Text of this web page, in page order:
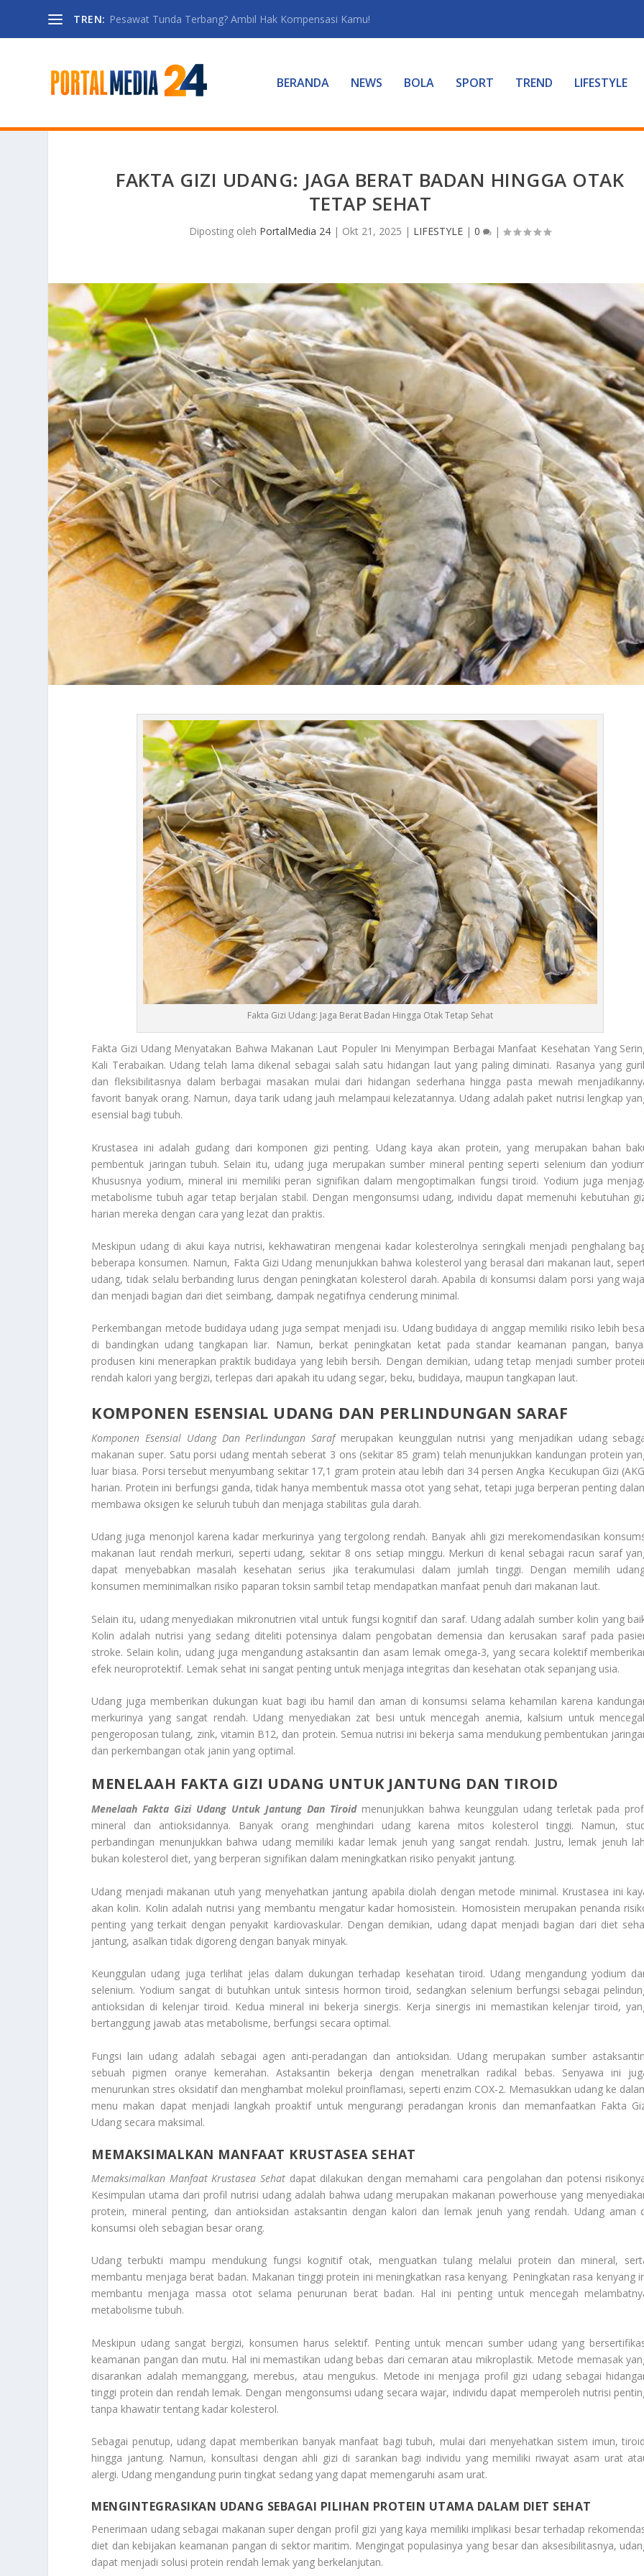
TREN: Pesawat Tunda Terbang? Ambil Hak Kompensasi Kamu!
BERANDA NEWS BOLA SPORT TREND LIFESTYLE
FAKTA GIZI UDANG: JAGA BERAT BADAN HINGGA OTAK
TETAP SEHAT
Diposting oleh PortalMedia 24 | Okt 21, 2025 | LIFESTYLE |0 |
Fakta Gizi Udang: Jaga Berat Badan Hingga Otak Tetap Sehat
Fakta Gizi UdangMenyatakan Bahwa Makanan Laut Populer Ini Menyimpan Berbagai Manfaat Kesehatan Yang
Kali Terabaikan. Udang telah lama dikenal sebagai salah satu hidangan laut yang paling diminati. Rasanya yang
dan fleksibilitasnya dalam berbagai masakan mulai dari hidangan sederhana hingga pasta mewah
favorit banyak orang. Namun, daya tarik udang jauh melampaui kelezatannya. Udang adalah paket nutrisi lengkap
esensial bagi tubuh.
Krustasea ini adalah gudang dari komponen gizi penting. Udang kaya akan protein, yang merupakan bahan
pembentuk jaringan tubuh. Selain itu, udang juga merupakan sumber mineral penting seperti selenium dan
Khususnya yodium, mineral ini memiliki peran signifikan dalam mengoptimalkan fungsi tiroid. Yodium juga
metabolisme tubuh agar tetap berjalan stabil. Dengan mengonsumsi udang, individu dapat memenuhi kebutuhan
harian mereka dengan cara yang lezat dan praktis.
Meskipun udang di akui kaya nutrisi, kekhawatiran mengenai kadar kolesterolnya seringkali menjadi penghalang
beberapa konsumen. Namun, Fakta Gizi Udang menunjukkan bahwa kolesterol yang berasal dari makanan laut,
udang, tidak selalu berbanding lurus dengan peningkatan kolesterol darah. Apabila di konsumsi dalam porsi yang
dan menjadi bagian dari diet seimbang, dampak negatifnya cenderung minimal.
Perkembangan metode budidaya udang juga sempat menjadi isu. Udang budidaya di anggap memiliki risiko lebih
di bandingkan udang tangkapan liar. Namun, berkat peningkatan ketat pada standar keamanan pangan,
produsen kini menerapkan praktik budidaya yang lebih bersih. Dengan demikian, udang tetap menjadi sumber
rendah kalori yang bergizi, terlepas dari apakah itu udang segar, beku, budidaya, maupun tangkapan laut.
KOMPONEN ESENSIAL UDANG DAN PERLINDUNGAN SARAF
Komponen Esensial Udang Dan Perlindungan Sarafmerupakan keunggulan nutrisi yang menjadikan udang
makanan super. Satu porsi udang mentah seberat 3 ons (sekitar 85 gram) telah menunjukkan kandungan protein
luar biasa. Porsi tersebut menyumbang sekitar 17,1 gram protein atau lebih dari 34 persen Angka Kecukupan Gizi
harian. Protein ini berfungsi ganda, tidak hanya membentuk massa otot yang sehat, tetapi juga berperan penting
membawa oksigen ke seluruh tubuh dan menjaga stabilitas gula darah.
Udang juga menonjol karena kadar merkurinya yang tergolong rendah. Banyak ahli gizi merekomendasikan
makanan laut rendah merkuri, seperti udang, sekitar 8 ons setiap minggu. Merkuri di kenal sebagai racun saraf
dapat menyebabkan masalah kesehatan serius jika terakumulasi dalam jumlah tinggi. Dengan memilih
konsumen meminimalkan risiko paparan toksin sambil tetap mendapatkan manfaat penuh dari makanan laut.
Selain itu, udang menyediakan mikronutrien vital untuk fungsi kognitif dan saraf. Udang adalah sumber kolin yang
Kolin adalah nutrisi yang sedang diteliti potensinya dalam pengobatan demensia dan kerusakan saraf pada
stroke. Selain kolin, udang juga mengandung astaksantin dan asam lemak omega-3, yang secara kolektif
efek neuroprotektif. Lemak sehat ini sangat penting untuk menjaga integritas dan kesehatan otak sepanjang usia.
Udang juga memberikan dukungan kuat bagi ibu hamil dan aman di konsumsi selama kehamilan karena
merkurinya yang sangat rendah. Udang menyediakan zat besi untuk mencegah anemia, kalsium untuk
pengeroposan tulang, zink, vitamin B12, dan protein. Semua nutrisi ini bekerja sama mendukung pembentukan
dan perkembangan otak janin yang optimal.
MENELAAH FAKTA GIZI UDANG UNTUK JANTUNG DAN TIROID
Menelaah Fakta Gizi Udang Untuk Jantung Dan Tiroid menunjukkan bahwa keunggulan udang terletak pada
mineral dan antioksidannya. Banyak orang menghindari udang karena mitos kolesterol tinggi. Namun,
perbandingan menunjukkan bahwa udang memiliki kadar lemak jenuh yang sangat rendah. Justru, lemak jenuh
bukan kolesterol diet, yang berperan signifikan dalam meningkatkan risiko penyakit jantung.
Udang menjadi makanan utuh yang menyehatkan jantung apabila diolah dengan metode minimal. Krustasea ini
akan kolin. Kolin adalah nutrisi yang membantu mengatur kadar homosistein. Homosistein merupakan penanda
penting yang terkait dengan penyakit kardiovaskular. Dengan demikian, udang dapat menjadi bagian dari diet
jantung, asalkan tidak digoreng dengan banyak minyak.
Keunggulan udang juga terlihat jelas dalam dukungan terhadap kesehatan tiroid. Udang mengandung yodium
selenium. Yodium sangat di butuhkan untuk sintesis hormon tiroid, sedangkan selenium berfungsi sebagai
antioksidan di kelenjar tiroid. Kedua mineral ini bekerja sinergis. Kerja sinergis ini memastikan kelenjar tiroid,
bertanggung jawab atas metabolisme, berfungsi secara optimal.
Fungsi lain udang adalah sebagai agen anti-peradangan dan antioksidan. Udang merupakan sumber
sebuah pigmen oranye kemerahan. Astaksantin bekerja dengan menetralkan radikal bebas. Senyawa ini
menurunkan stres oksidatif dan menghambat molekul proinflamasi, seperti enzim COX-2. Memasukkan udang ke
menu makan dapat menjadi langkah proaktif untuk mengurangi peradangan kronis dan memanfaatkan Fakta
Udang secara maksimal.
MEMAKSIMALKAN MANFAAT KRUSTASEA SEHAT
Memaksimalkan Manfaat Krustasea Sehat dapat dilakukan dengan memahami cara pengolahan dan potensi
Kesimpulan utama dari profil nutrisi udang adalah bahwa udang merupakan makanan powerhouse yang
protein, mineral penting, dan antioksidan astaksantin dengan kalori dan lemak jenuh yang rendah. Udang aman
konsumsi oleh sebagian besar orang.
Udang terbukti mampu mendukung fungsi kognitif otak, menguatkan tulang melalui protein dan mineral,
membantu menjaga berat badan. Makanan tinggi protein ini meningkatkan rasa kenyang. Peningkatan rasa kenyang
membantu menjaga massa otot selama penurunan berat badan. Hal ini penting untuk mencegah
metabolisme tubuh.
Meskipun udang sangat bergizi, konsumen harus selektif. Penting untuk mencari sumber udang yang
keamanan pangan dan mutu. Hal ini memastikan udang bebas dari cemaran atau mikroplastik. Metode memasak
disarankan adalah memanggang, merebus, atau mengukus. Metode ini menjaga profil gizi udang sebagai
tinggi protein dan rendah lemak. Dengan mengonsumsi udang secara wajar, individu dapat memperoleh nutrisi
tanpa khawatir tentang kadar kolesterol.
Sebagai penutup, udang dapat memberikan banyak manfaat bagi tubuh, mulai dari menyehatkan sistem imun,
hingga jantung. Namun, konsultasi dengan ahli gizi di sarankan bagi individu yang memiliki riwayat asam urat
alergi. Udang mengandung purin tingkat sedang yang dapat memengaruhi asam urat.
MENGINTEGRASIKAN UDANG SEBAGAI PILIHAN PROTEIN UTAMA DALAM DIET SEHAT
Penerimaan udang sebagai makanan super dengan profil gizi yang kaya memiliki implikasi besar terhadap
diet dan kebijakan keamanan pangan di sektor maritim. Mengingat populasinya yang besar dan aksesibilitasnya,
dapat menjadi solusi protein rendah lemak yang berkelanjutan.